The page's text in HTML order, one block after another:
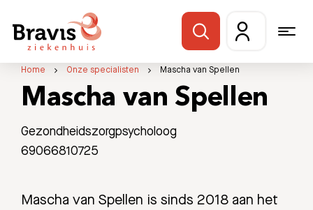
Home Onze specialisten Mascha van Spellen
Mascha van Spellen
Gezondheidszorgpsycholoog
69066810725
Mascha van Spellen is sinds 2018 aan het